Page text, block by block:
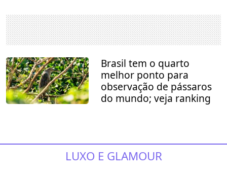
Brasil tem o quarto
melhor ponto para
observação de pássaros
do mundo; veja ranking
LUXO E GLAMOUR